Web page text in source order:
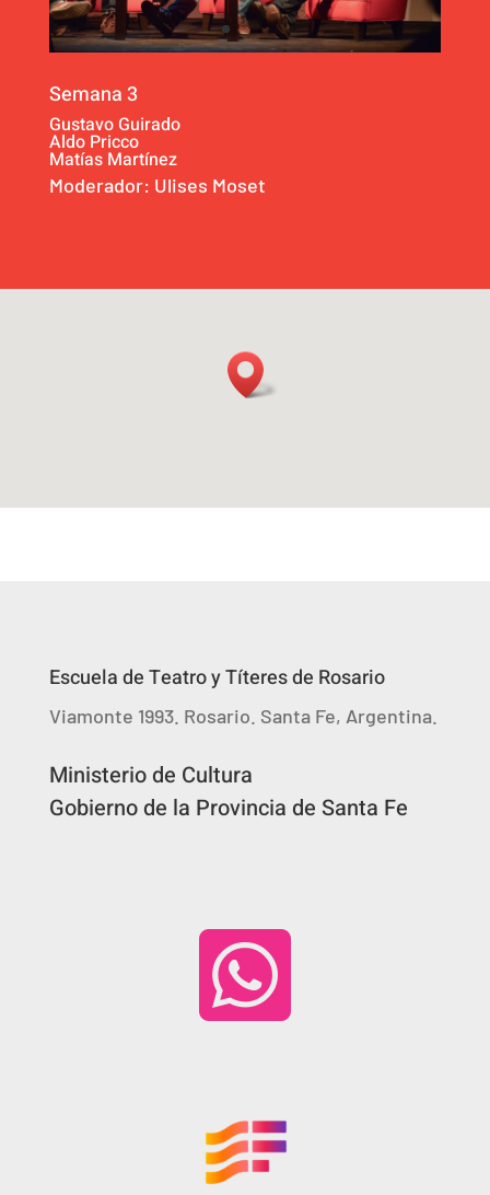
Semana 3
Gustavo Guirado
Aldo Pricco
Matías Martínez
Moderador: Ulises Moset
Escuela de Teatro y Títeres de Rosario
Viamonte 1993. Rosario. Santa Fe, Argentina.
Ministerio de Cultura
Gobierno de la Provincia de Santa Fe
